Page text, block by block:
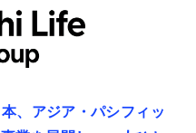
、アジア・パシフィッ